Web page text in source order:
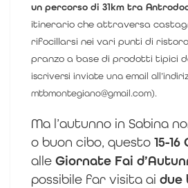
un percorso di 31km tra
itinerario che attraversa
rifocillarsi nei vari punti di
pranzo a base di prodotti tipici
iscriversi inviate una email
mtbmontegiano@gmail.com).
Ma l’autunno in Sabina
o buon cibo, questo 15-
alle Giornate Fai
possibile far visita ai due